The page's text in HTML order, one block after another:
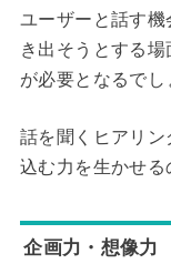
ユーザーと話す
き出そうとする
が必要となるでし
話を聞くヒアリン
込む力を生かせる
企画力・想像力